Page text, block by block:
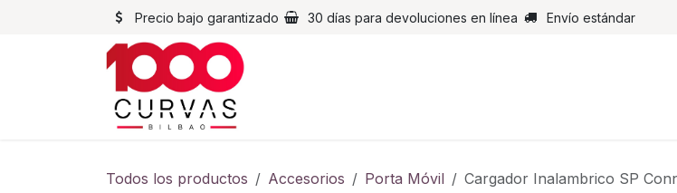
Precio bajo garantizado 30 días para devoluciones en línea Envío estándar
Todos los productos Accesorios Porta Móvil Cargador Inalambrico SP